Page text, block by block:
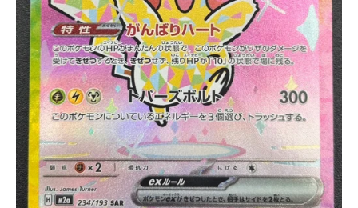
ビ
通
販
部